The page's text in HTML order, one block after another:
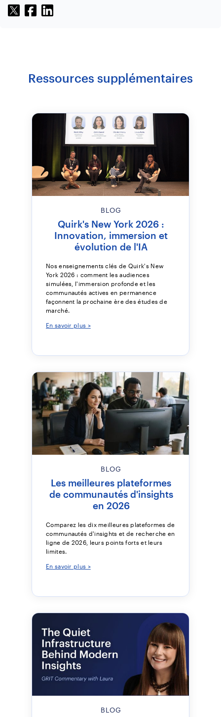
Ressources supplémentaires
BLOG
Quirk's New York 2026 :
Innovation, immersion et
évolution de l'IA
Nos enseignements clés de Quirk's New
York 2026 : comment les audiences
simulées, l'immersion profonde et les
communautés actives en permanence
façonnent la prochaine ère des études de
marché.
En savoir plus >
BLOG
Les meilleures plateformes
de communautés d'insights
en 2026
Comparez les dix meilleures plateformes de
communautés d'insights et de recherche en
ligne de 2026, leurs points forts et leurs
limites.
En savoir plus >
BLOG